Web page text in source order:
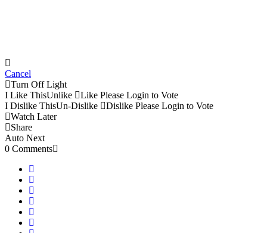
Cancel
Turn Off Light
I Like ThisUnlike Like Please Login to Vote
I Dislike ThisUn-Dislike Dislike Please Login to Vote
Watch Later
Share
Auto Next
0 Comments